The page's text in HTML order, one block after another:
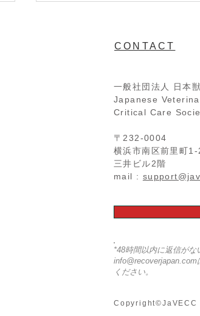
CONTACT
一般社団法人 日本
Japanese
Critical Care
〒232-0004
横浜市南区前里町1-
三井ビル2階
mail :
*48時間以内に返信がな
info@recoverjapan.com
ください。
Copyright©️JaVECC